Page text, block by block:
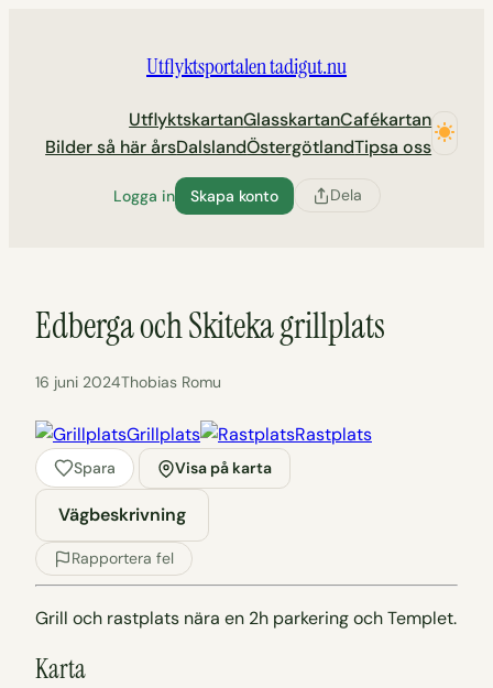
Utflyktsportalen tadigut.nu
UtflyktskartanGlasskartanCafékartan
Bilder så här årsDalslandÖstergötlandTipsa oss
Logga in Skapa konto Dela
Edberga och Skiteka grillplats
16 juni 2024Thobias Romu
Grillplats Rastplats
Spara Visa på karta
Vägbeskrivning
Rapportera fel
Grill och rastplats nära en 2h parkering och Templet.
Karta